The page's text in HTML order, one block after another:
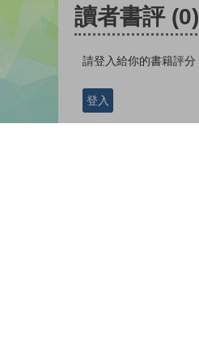
讀者書評 (0)
請登入給你的書籍評分
登入